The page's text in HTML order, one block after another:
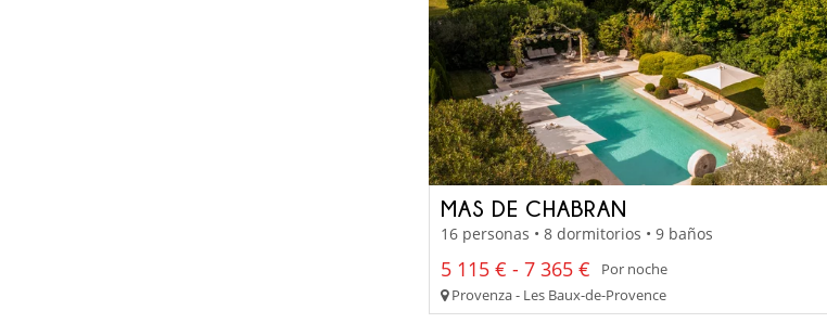
MAS DE CHABRAN
16 personas • 8 dormitorios • 9 baños
5 115 € - 7 365 €
Por noche
Provenza - Les Baux-de-Provence